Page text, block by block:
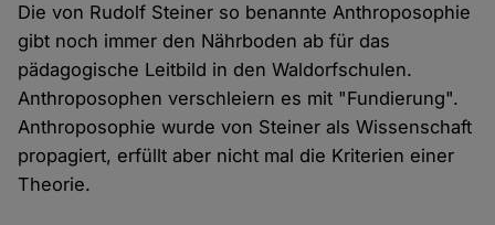
Die von Rudolf Steiner so benannte Anthroposophie
gibt noch immer den Nährboden ab für das
pädagogische Leitbild in den Waldorfschulen.
Anthroposophen verschleiern es mit "Fundierung".
Anthroposophie wurde von Steiner als Wissenschaft
propagiert, erfüllt aber nicht mal die Kriterien einer
Theorie.